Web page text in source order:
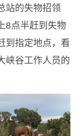
站的失物招领
8点半赶到失物
到指定地点，看
峡谷工作人员的